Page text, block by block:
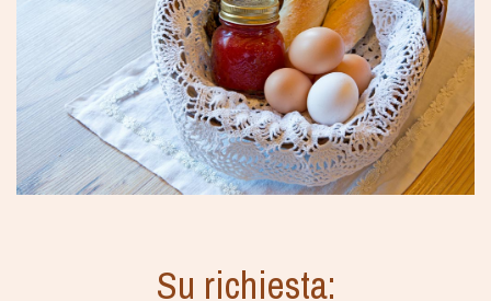
Su richiesta: